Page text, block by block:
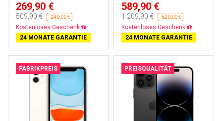
269,90 €
509,90 € -240,00 €
Kostenloses Geschenk
24 MONATE GARANTIE
589,90 €
1 209,90 € -620,00 €
Kostenloses Geschenk
24 MONATE GARANTIE
FABRIKPREIS PREISQUALITÄT